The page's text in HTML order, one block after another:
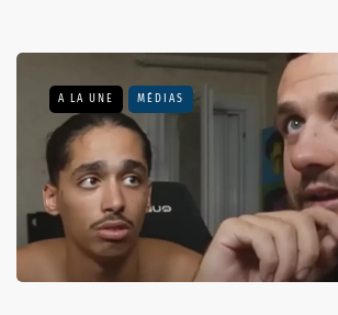
A LA UNE MÉDIAS